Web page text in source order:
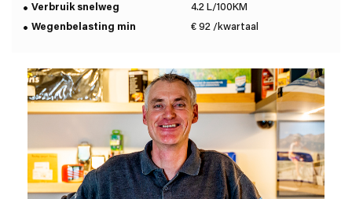
Verbruik snelweg
4.2 L/100KM
Wegenbelasting min
€ 92 /kwartaal